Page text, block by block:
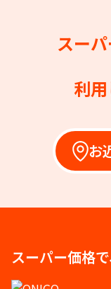
スー
利
お
スーパー価格